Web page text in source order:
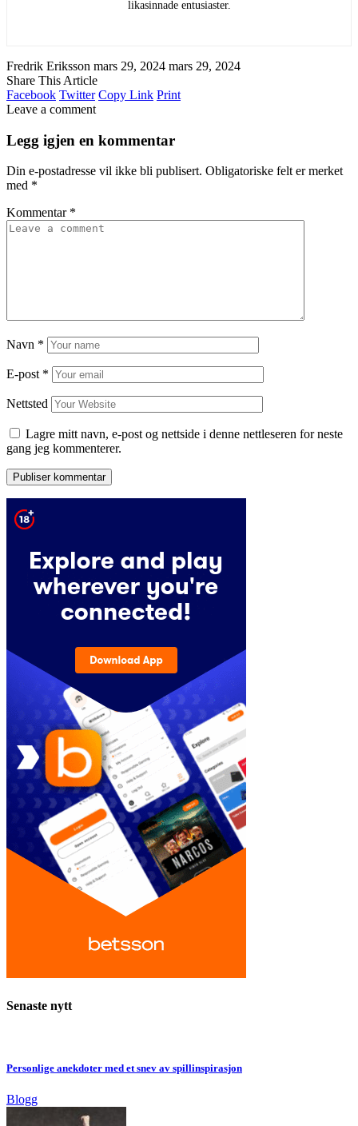
likasinnade entusiaster.
Fredrik Eriksson mars 29, 2024 mars 29, 2024
Share This Article
Facebook Twitter Copy Link Print
Leave a comment
Legg igjen en kommentar
Din e-postadresse vil ikke bli publisert. Obligatoriske felt er merket
med *
Kommentar *
Navn *
E-post *
Nettsted
Lagre mitt navn, e-post og nettside i denne nettleseren for neste
gang jeg kommenterer.
Senaste nytt
Personlige anekdoter med et snev av spillinspirasjon
Blogg